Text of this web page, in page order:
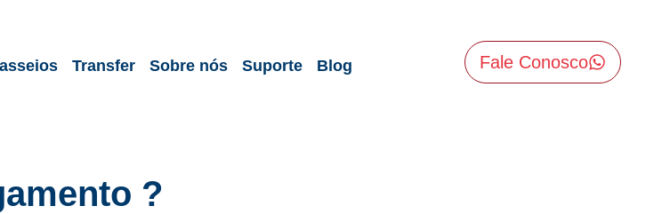
Transfer Sobre nós Suporte Blog Fale Conosco
?